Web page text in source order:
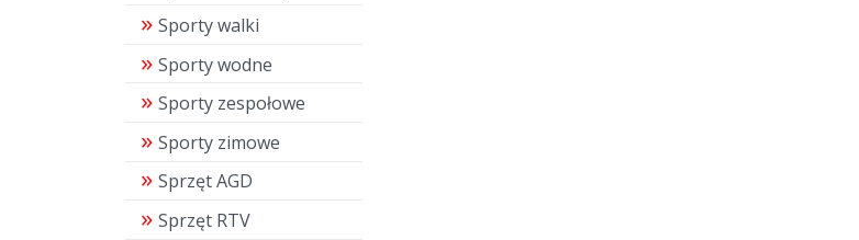
Sporty walki
Sporty wodne
Sporty zespołowe
Sporty zimowe
Sprzęt AGD
Sprzęt RTV